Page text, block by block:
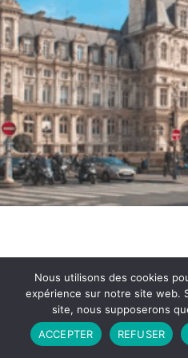
Partenariat Contact
CGU
Copyright © 2026 - Propulsé par
Nous utilisons des cookies
expérience sur notre site web.
site, nous supposerons
ACCEPTER
REFUSER